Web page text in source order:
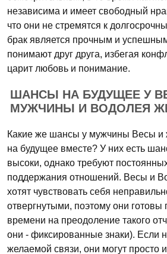
независима и имеет свободный
что они не стремятся к
брак является прочным и
понимают друг друга, избегая
царит любовь и понимание.
ШАНСЫ НА БУДУЩЕЕ У
МУЖЧИНЫ И ВОДОЛЕЯ
Какие же шансы у мужчины Весы
на будущее вместе? У них есть
высоки, однако требуют
поддержания отношений. Весы и
хотят чувствовать себя
отвергнутыми, поэтому они готовы
времени на преодоление такого
они - фиксированные знаки). Если
желаемой связи, они могут просто